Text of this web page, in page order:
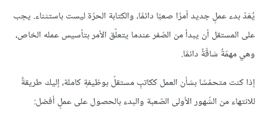
يُعَدّ بدء عملٍ جديد أمرًا صعبًا دائمًا، والكتابة الحرّة ليست باستثناء. يجب
على المستقل أن يبدأ من الصّفر عندما يتعلّق الأمر بتأسيس عمله الخاص،
وهي مهمّةٌ شاقّةٌ دائمًا.
إذا كنت متحمّسًا بشأن العمل ككاتبٍ مستقلّ بوظيفةٍ كاملة، إليك طريقةٌ
للانتهاء من الشّهور الأولى الصّعبة والبدء بالحصول على عملٍ أفضل: